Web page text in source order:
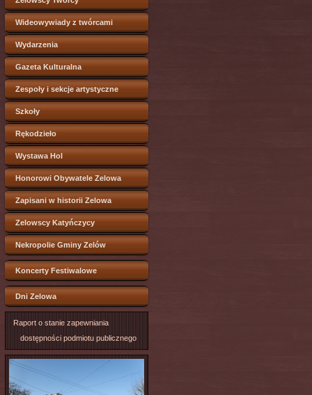
Wideowywiady z twórcami
Wydarzenia
Gazeta Kulturalna
Zespoły i sekcje artystyczne
Szkoły
Rękodzieło
Wystawa Hol
Honorowi Obywatele Zelowa
Zapisani w historii Zelowa
Zelowscy Katyńczycy
Nekropolie Gminy Zelów
Koncerty Festiwalowe
Dni Zelowa
Raport o stanie zapewniania
dostępności podmiotu publicznego